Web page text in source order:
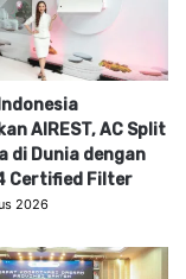
AIREST, AC Split
di Dunia dengan
Certified Filter
2026